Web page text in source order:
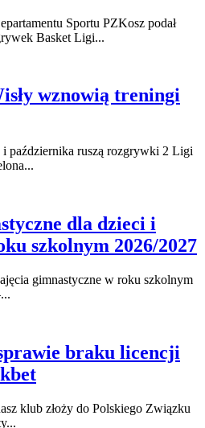
Sportu PZKosz podał
Basket Ligi...
wznowią treningi
i października ruszą rozgrywki 2 Ligi
dla dzieci i
szkolnym 2026/2027
gimnastyczne w roku szkolnym
braku licencji
klub złoży do Polskiego Związku